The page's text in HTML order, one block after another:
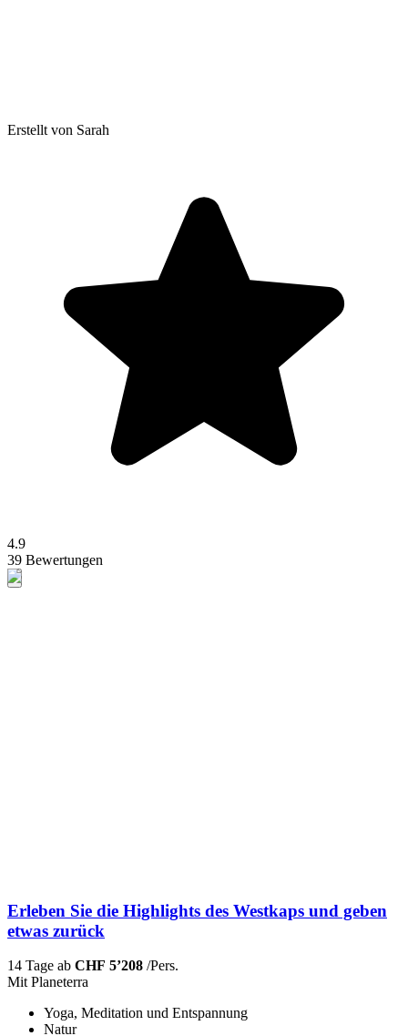
Erstellt von Sarah
4.9
39 Bewertungen
Erleben Sie die Highlights des Westkaps und geben
etwas zurück
14 Tage ab CHF 5’208 /Pers.
Mit Planeterra
Yoga, Meditation und Entspannung
Natur